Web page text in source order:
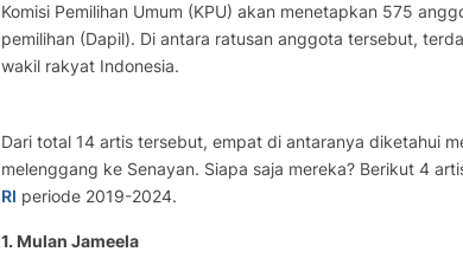
Komisi Pemilihan Umum (KPU) akan menetapkan 575
pemilihan (Dapil). Di antara ratusan anggota tersebut,
wakil rakyat Indonesia.
Dari total 14 artis tersebut, empat di antaranya diketahui
melenggang ke Senayan. Siapa saja mereka? Berikut 4
RI periode 2019-2024.
1. Mulan Jameela